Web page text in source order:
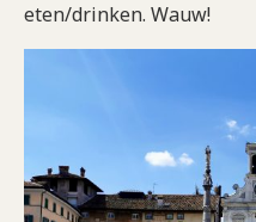
eten/drinken. Wauw!